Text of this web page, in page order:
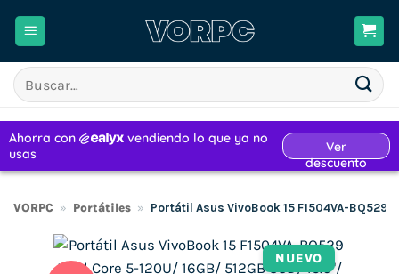
Buscar
por:
VORPC » Portátiles » Portátil Asus VivoBook 15 F1504VA-BQ529
NUEVO